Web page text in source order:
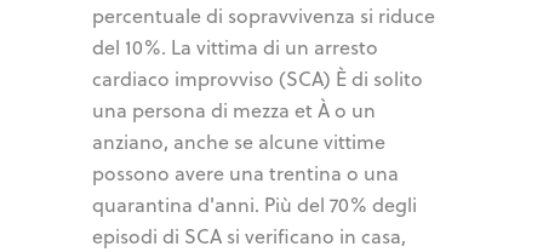
percentuale di sopravvivenza si riduce
del 10%. La vittima di un arresto
cardiaco improvviso (SCA) È di solito
una persona di mezza et À o un
anziano, anche se alcune vittime
possono avere una trentina o una
quarantina d'anni. Più del 70% degli
episodi di SCA si verificano in casa,